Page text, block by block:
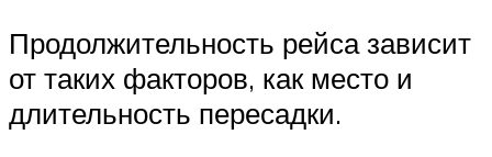
Продолжительность рейса зависит
от таких факторов, как место и
длительность пересадки.